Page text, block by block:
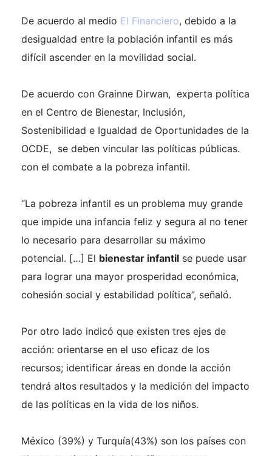
De acuerdo al medio El Financiero, debido a la
desigualdad entre la población infantil es más
difícil ascender en la movilidad social.
De acuerdo con Grainne Dirwan, experta política
en el Centro de Bienestar, Inclusión,
Sostenibilidad e Igualdad de Oportunidades de la
OCDE, se deben vincular las políticas públicas.
con el combate a la pobreza infantil.
“La pobreza infantil es un problema muy grande
que impide una infancia feliz y segura al no tener
lo necesario para desarrollar su máximo
potencial. […] El bienestar infantil se puede usar
para lograr una mayor prosperidad económica,
cohesión social y estabilidad política”, señaló.
Por otro lado indicó que existen tres ejes de
acción: orientarse en el uso eficaz de los
recursos; identificar áreas en donde la acción
tendrá altos resultados y la medición del impacto
de las políticas en la vida de los niños.
México (39%) y Turquía(43%) son los países con